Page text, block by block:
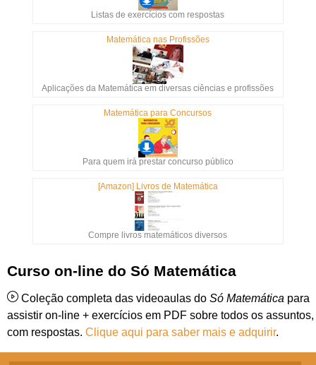
Listas de exercícios com respostas
Matemática nas Profissões
Aplicações da Matemática em diversas ciências e profissões
Matemática para Concursos
Para quem irá prestar concurso público
[Amazon] Livros de Matemática
Compre livros matemáticos diversos
Curso on-line do Só Matemática
Coleção completa das videoaulas do Só Matemática para
assistir on-line + exercícios em PDF sobre todos os assuntos,
com respostas. Clique aqui para saber mais e adquirir.